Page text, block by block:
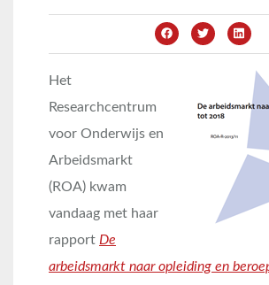
Het
Researchcentrum
voor Onderwijs en
Arbeidsmarkt
(ROA) kwam
vandaag met haar
rapport De
arbeidsmarkt naar opleiding en